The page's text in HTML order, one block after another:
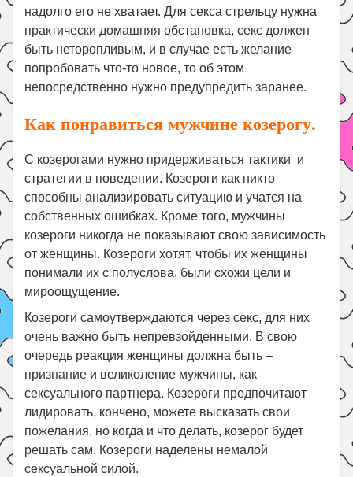
надолго его не хватает. Для секса стрельцу нужна
практически домашняя обстановка, секс должен
быть неторопливым, и в случае есть желание
попробовать что-то новое, то об этом
непосредственно нужно предупредить заранее.
Как понравиться мужчине козерогу.
С козерогами нужно придерживаться тактики и
стратегии в поведении. Козероги как никто
способны анализировать ситуацию и учатся на
собственных ошибках. Кроме того, мужчины
козероги никогда не показывают свою зависимость
от женщины. Козероги хотят, чтобы их женщины
понимали их с полуслова, были схожи цели и
мироощущение.
Козероги самоутверждаются через секс, для них
очень важно быть непревзойденными. В свою
очередь реакция женщины должна быть –
признание и великолепие мужчины, как
сексуального партнера. Козероги предпочитают
лидировать, кончено, можете высказать свои
пожелания, но когда и что делать, козерог будет
решать сам. Козероги наделены немалой
сексуальной силой.